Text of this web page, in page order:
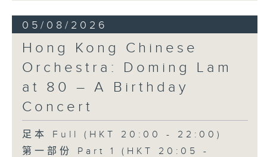
05/08/2026
Hong Kong Chinese
Orchestra: Doming Lam
at 80 – A Birthday
Concert
足本 Full (HKT 20:00 - 22:00)
第一部份 Part 1 (HKT 20:05 -